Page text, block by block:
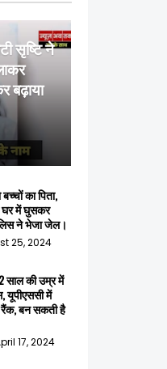
सृष्टि ने
बढ़ाया
का पिता,
घर में घुसकर
ने भेजा जेल।
25, 2024
साल की उम्र में
यूपीएससी में
रैंक, बन सकती है
17, 2024